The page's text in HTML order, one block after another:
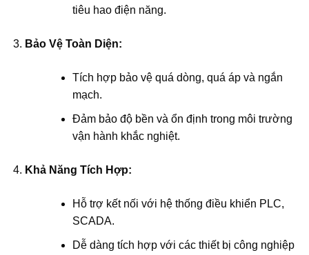
tiêu hao điện năng.
Bảo Vệ Toàn Diện:
Tích hợp bảo vệ quá dòng, quá áp và ngắn
mạch.
Đảm bảo độ bền và ổn định trong môi trường
vận hành khắc nghiệt.
Khả Năng Tích Hợp:
Hỗ trợ kết nối với hệ thống điều khiển PLC,
SCADA.
Dễ dàng tích hợp với các thiết bị công nghiệp